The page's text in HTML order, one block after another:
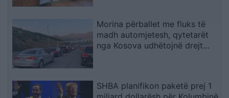
Morina përballet me fluks të
madh automjetesh, qytetarët
nga Kosova udhëtojnë drejt
SHBA planifikon paketë prej 1